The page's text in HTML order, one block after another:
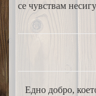
се чувствам
Едно добро,